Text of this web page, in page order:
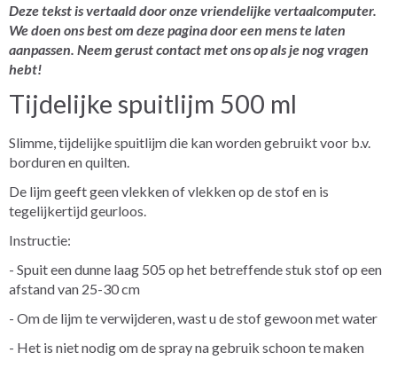
Deze tekst is vertaald door onze vriendelijke vertaalcomputer.
We doen ons best om deze pagina door een mens te laten
aanpassen. Neem gerust contact met ons op als je nog vragen
hebt!
Tijdelijke spuitlijm 500 ml
Slimme, tijdelijke spuitlijm die kan worden gebruikt voor b.v.
borduren en quilten.
De lijm geeft geen vlekken of vlekken op de stof en is
tegelijkertijd geurloos.
Instructie:
- Spuit een dunne laag 505 op het betreffende stuk stof op een
afstand van 25-30 cm
- Om de lijm te verwijderen, wast u de stof gewoon met water
- Het is niet nodig om de spray na gebruik schoon te maken